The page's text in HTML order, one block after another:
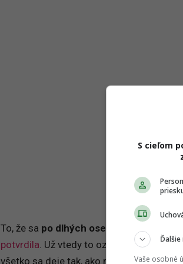
To, že sa po dlhých osemnástich
potvrdila. Už vtedy to označila za
všetko sa deje tak, ako má. Ako priznala,
S cieľom
Vaše osobné